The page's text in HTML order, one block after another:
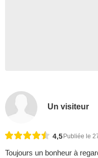
Un visiteur
4,5 Publiée le
Toujours un bonheur à